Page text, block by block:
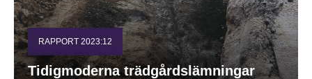
RAPPORT 2023:12
Tidigmoderna trädgårdslämningar